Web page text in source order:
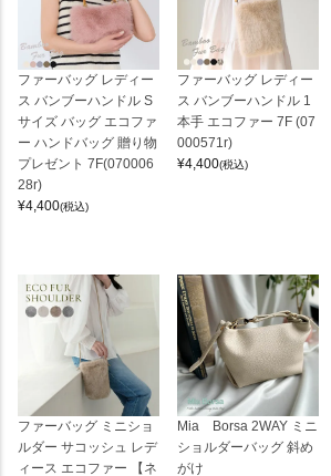
ファーバッグ レディー
ス バンブーハンドル S
サイズ バッグ エコファ
ー ハンドバッグ 贈り物
プレゼント 7F(070006
28r)
¥4,400(税込)
ファーバッグ レディー
ス バンブーハンドル 1
本手 エコファー 7F (07
000571r)
¥4,400(税込)
ファーバッグ ミニショ
ルダー サコッシュ レデ
ィース エコファー 【ネ
Mia Borsa 2WAY ミニ
ショルダーバッグ 斜め
がけ